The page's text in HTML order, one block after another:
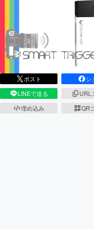
テクノロジー
映像・映画
ビジネス・起業
まちづくり・
ポスト
シ
LINEで送る
URL
埋め込み
QR